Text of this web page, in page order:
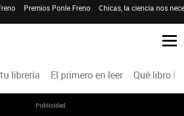
Premios Ponle Freno Chicas, la ciencia nos
librería El primero en leer Qué libro
Publicidad